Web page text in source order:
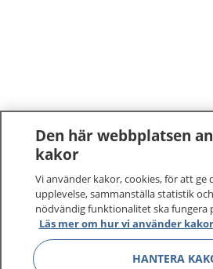
1177 –tryggt om din
På 1177.se får du råd om hälsa
sjukdomar och vilka
Logga in för att läsa din journal
vårdärenden. Ring
Den här webbplatsen
kakor
Vi använder kakor, cookies, för att ge
upplevelse, sammanställa statistik
nödvändig funktionalitet ska fungera
Läs mer om hur vi använder kakor
HANTERA